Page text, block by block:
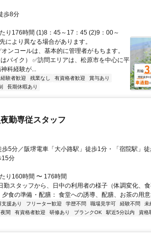
歩8分
り176時間 (1)8：45～17：45 (2)9：00～
より異なる場合があります。
ンコールは、基本的に管理者がもちます。
バイク） ✅訪問エリアは、松原市を中心に平
科経験が...
経験者歓迎 残業なし 有資格者歓迎
賞与あり
長期休暇あり
勤専従スタッフ
5分／阪堺電車「大小路駅」徒歩1分・「宿院駅」
15分
り160時間 〜 176時間
勤スタッフから、日中の利用者の様子（体調変化、
食の準備・配膳： 食堂への誘導、配膳、お茶の用
支援あり フリーター歓迎 学歴不問 職場見学可 経験不問
未
夜間 有資格者歓迎 研修あり ブランクOK 駅近5分以内
資格